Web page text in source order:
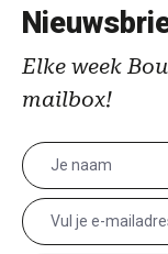
Elke week
mailbox!